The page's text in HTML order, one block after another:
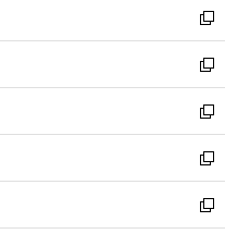
ド
ウ
で
開
く
ィ
ン
ド
ウ
で
開
く
い
ウ
ィ
ン
ド
ウ
で
開
く
新
し
い
ウ
ィ
ン
ド
ウ
で
開
新
し
い
ウ
ィ
ン
ド
ウ
新
し
い
ウ
ィ
ン
新
し
い
新